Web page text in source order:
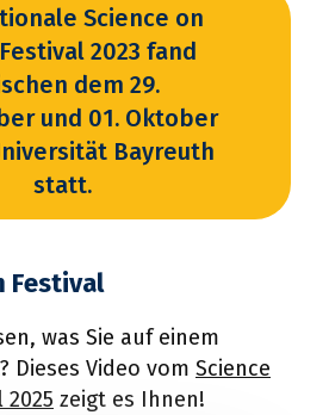
Science on
2023 fand
dem 29.
und 01. Oktober
Bayreuth
statt.
Festival
was Sie auf einem
Dieses Video vom Science
zeigt es Ihnen!